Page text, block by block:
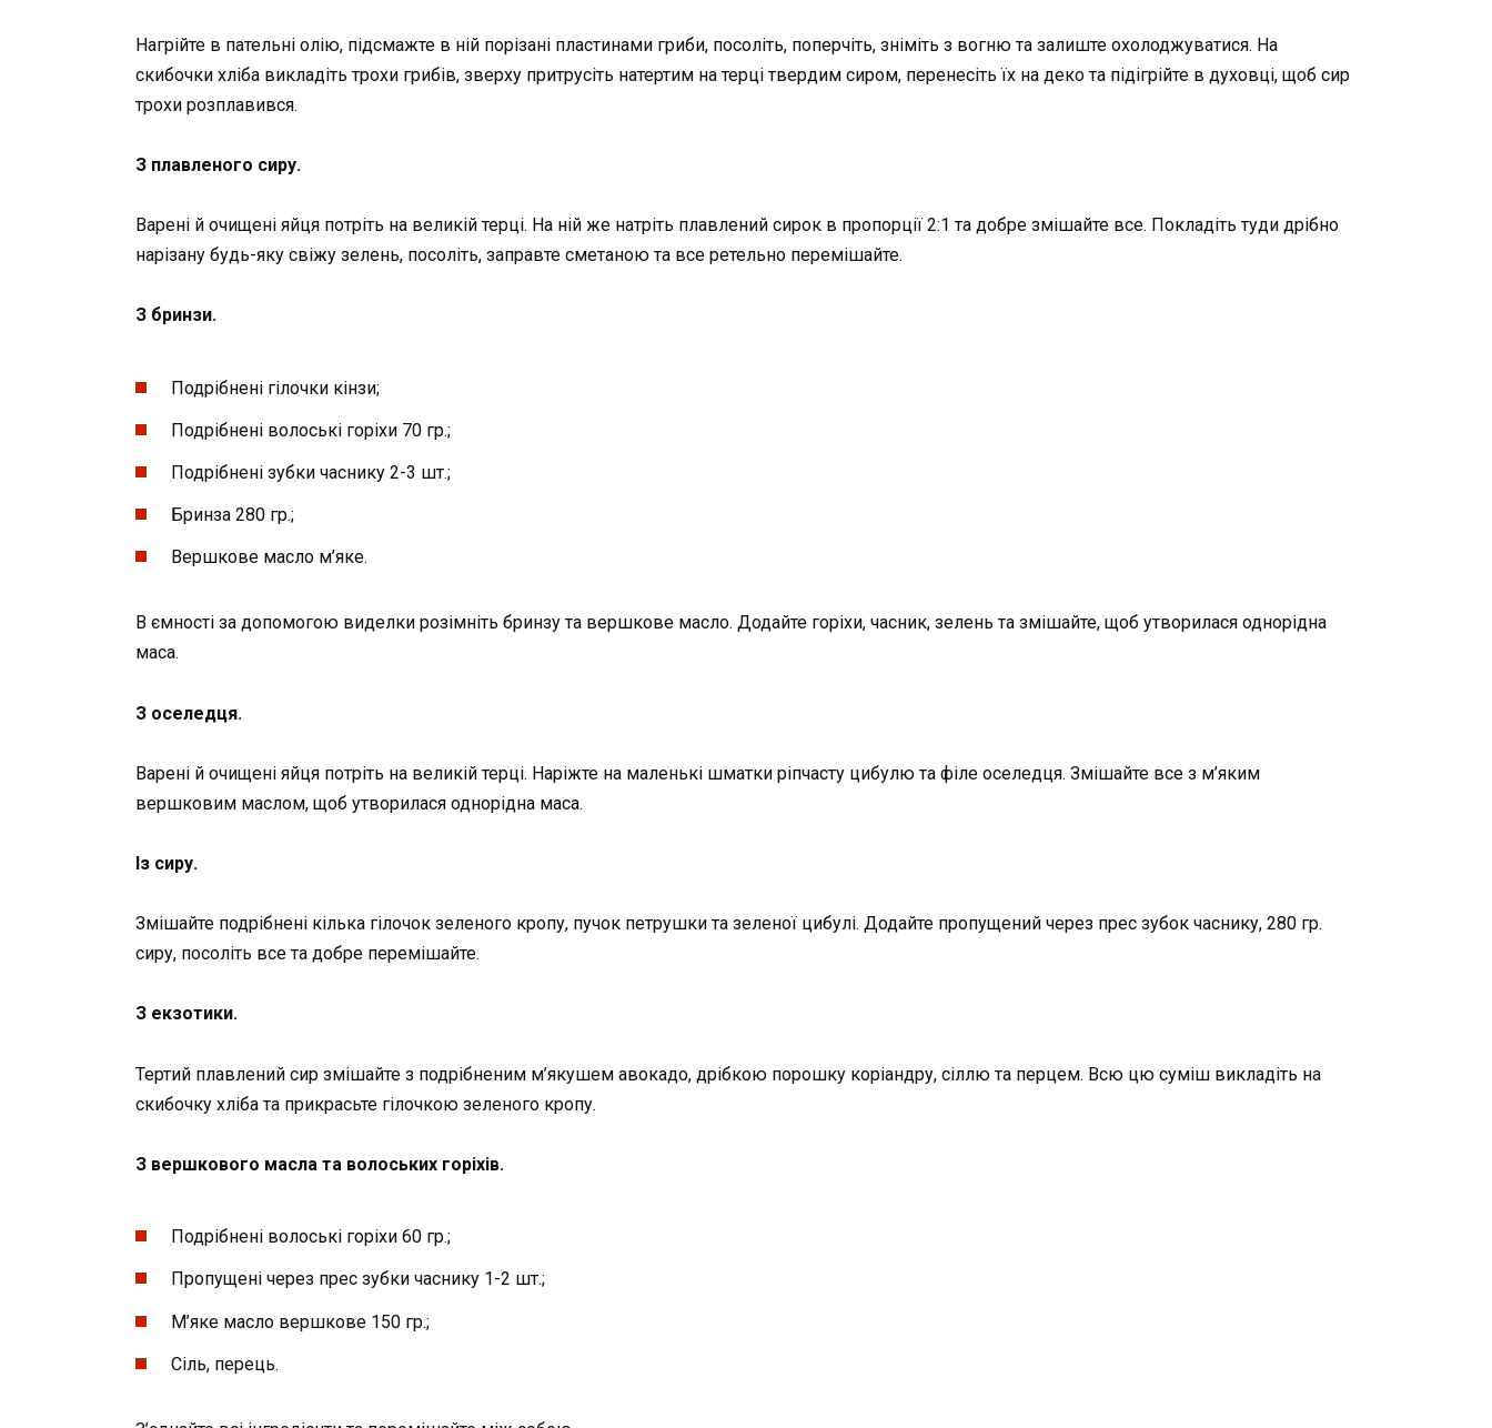
Нагрійте в пательні олію, підсмажте в ній порізані пластинами гриби, посоліть, поперчіть, зніміть з вогню та залиште охолоджуватися. На
скибочки хліба викладіть трохи грибів, зверху притрусіть натертим на терці твердим сиром, перенесіть їх на деко та підігрійте в духовці, щоб сир
трохи розплавився.
З плавленого сиру.
Варені й очищені яйця потріть на великій терці. На ній же натріть плавлений сирок в пропорції 2:1 та добре змішайте все. Покладіть туди дрібно
нарізану будь-яку свіжу зелень, посоліть, заправте сметаною та все ретельно перемішайте.
З бринзи.
Подрібнені гілочки кінзи;
Подрібнені волоські горіхи 70 гр.;
Подрібнені зубки часнику 2-3 шт.;
Бринза 280 гр.;
Вершкове масло м’яке.
В ємності за допомогою виделки розімніть бринзу та вершкове масло. Додайте горіхи, часник, зелень та змішайте, щоб утворилася однорідна
маса.
З оселедця.
Варені й очищені яйця потріть на великій терці. Наріжте на маленькі шматки ріпчасту цибулю та філе оселедця. Змішайте все з м’яким
вершковим маслом, щоб утворилася однорідна маса.
Із сиру.
Змішайте подрібнені кілька гілочок зеленого кропу, пучок петрушки та зеленої цибулі. Додайте пропущений через прес зубок часнику, 280 гр.
сиру, посоліть все та добре перемішайте.
З екзотики.
Тертий плавлений сир змішайте з подрібненим м’якушем авокадо, дрібкою порошку коріандру, сіллю та перцем. Всю цю суміш викладіть на
скибочку хліба та прикрасьте гілочкою зеленого кропу.
З вершкового масла та волоських горіхів.
Подрібнені волоські горіхи 60 гр.;
Пропущені через прес зубки часнику 1-2 шт.;
М’яке масло вершкове 150 гр.;
Сіль, перець.